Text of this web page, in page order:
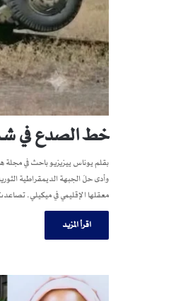
خط الصدع في
معقلها الإقليمي في ميكيلي. تصاعدت التوترات في سبتمبر 2020 عندما نظمت
اقرأ المزيد